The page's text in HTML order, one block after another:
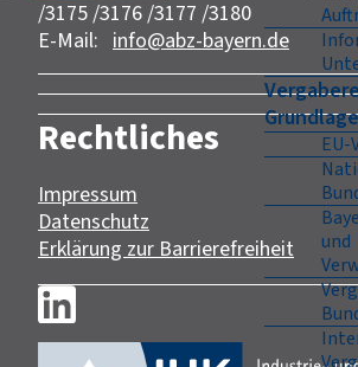
EU-
und
/3175 /3176 /3177 /3180
E-Mail: info@abz-bayern.de
Rechtliches
Impressum
Datenschutz
Erklärung zur Barrierefreiheit